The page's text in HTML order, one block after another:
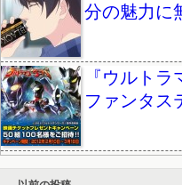
分の魅力に
『ウルト
ファンタス